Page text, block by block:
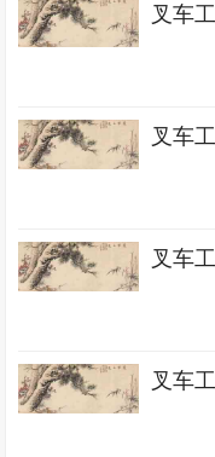
叉车
叉车
叉车
叉车